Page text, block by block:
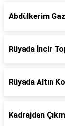
Abdülkerim
Rüyada İncir
Rüyada Altın
Kadrajdan